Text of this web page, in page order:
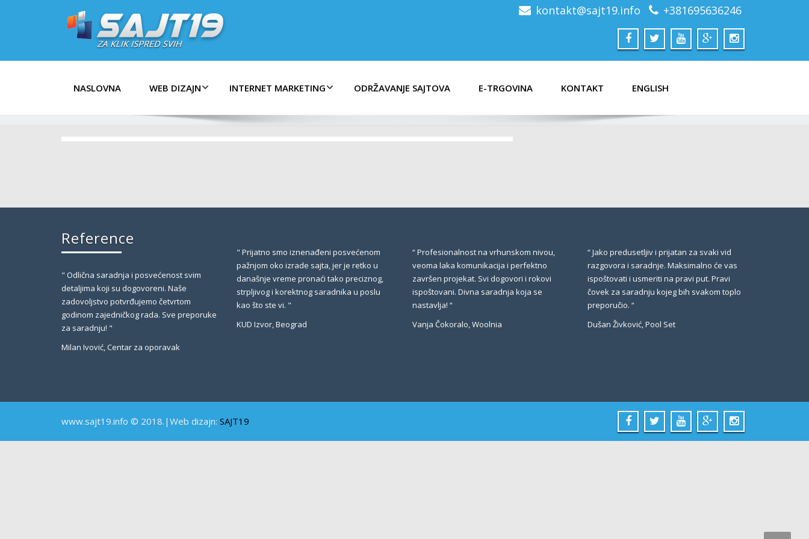
kontakt@sajt19.info +381695636246
NASLOVNA WEB DIZAJN INTERNET MARKETING ODRŽAVANJE SAJTOVA E-TRGOVINA KONTAKT ENGLISH
Reference
" Odlična saradnja i posvećenost svim
detaljima koji su dogovoreni. Naše
zadovoljstvo potvrđujemo četvrtom
godinom zajedničkog rada. Sve preporuke
za saradnju! "
Milan Ivović, Centar za oporavak
" Prijatno smo iznenađeni posvećenom
pažnjom oko izrade sajta, jer je retko u
današnje vreme pronaći tako preciznog,
strpljivog i korektnog saradnika u poslu
kao što ste vi. "
KUD Izvor, Beograd
“ Profesionalnost na vrhunskom nivou,
veoma laka komunikacija i perfektno
završen projekat. Svi dogovori i rokovi
ispoštovani. Divna saradnja koja se
nastavlja! “
Vanja Čokoralo, Woolnia
“ Jako predusetljiv i prijatan za svaki vid
razgovora i saradnje. Maksimalno će vas
ispoštovati i usmeriti na pravi put. Pravi
čovek za saradnju kojeg bih svakom toplo
preporučio. “
Dušan Živković, Pool Set
www.sajt19.info © 2018.|Web dizajn: SAJT19